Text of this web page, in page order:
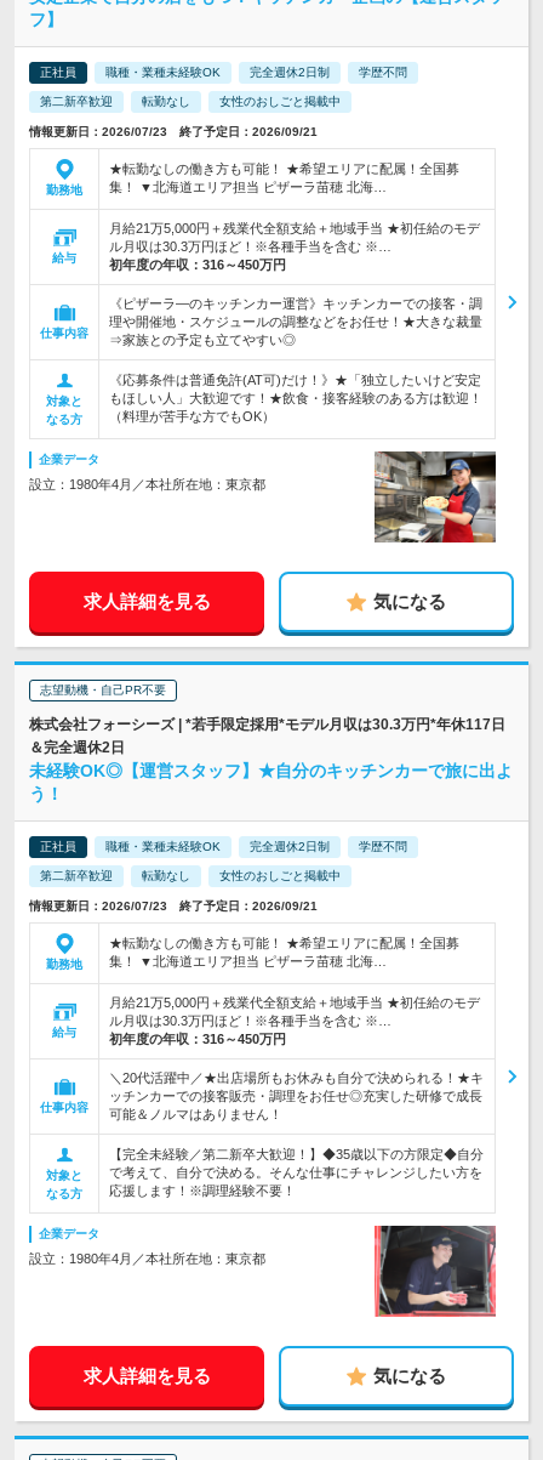
フ】
正社員 職種・業種未経験OK 完全週休2日制 学歴不問
第二新卒歓迎 転勤なし 女性のおしごと掲載中
情報更新日：2026/07/23 終了予定日：2026/09/21
勤務地
★転勤なしの働き方も可能！ ★希望エリアに配属！全国募
集！ ▼北海道エリア担当 ピザーラ苗穂 北海…
給与
月給21万5,000円＋残業代全額支給＋地域手当 ★初任給のモデ
ル月収は30.3万円ほど！※各種手当を含む ※…
初年度の年収： 316～450万円
仕事内容
《ピザーラ―のキッチンカー運営》キッチンカーでの接客・調
理や開催地・スケジュールの調整などをお任せ！★大きな裁量
⇒家族との予定も立てやすい◎
対象と
なる方
《応募条件は普通免許(AT可)だけ！》★「独立したいけど安定
もほしい人」大歓迎です！★飲食・接客経験のある方は歓迎！
（料理が苦手な方でもOK）
企業データ
設立：1980年4月／本社所在地：東京都
求人詳細を見る 気になる
志望動機・自己PR不要
株式会社フォーシーズ | *若手限定採用*モデル月収は30.3万円*年休117日
＆完全週休2日
未経験OK◎【運営スタッフ】★自分のキッチンカーで旅に出よ
う！
正社員 職種・業種未経験OK 完全週休2日制 学歴不問
第二新卒歓迎 転勤なし 女性のおしごと掲載中
情報更新日：2026/07/23 終了予定日：2026/09/21
勤務地
★転勤なしの働き方も可能！ ★希望エリアに配属！全国募
集！ ▼北海道エリア担当 ピザーラ苗穂 北海…
給与
月給21万5,000円＋残業代全額支給＋地域手当 ★初任給のモデ
ル月収は30.3万円ほど！※各種手当を含む ※…
初年度の年収： 316～450万円
仕事内容
＼20代活躍中／★出店場所もお休みも自分で決められる！★キ
ッチンカーでの接客販売・調理をお任せ◎充実した研修で成長
可能＆ノルマはありません！
対象と
なる方
【完全未経験／第二新卒大歓迎！】◆35歳以下の方限定◆自分
で考えて、自分で決める。そんな仕事にチャレンジしたい方を
応援します！※調理経験不要！
企業データ
設立：1980年4月／本社所在地：東京都
求人詳細を見る 気になる